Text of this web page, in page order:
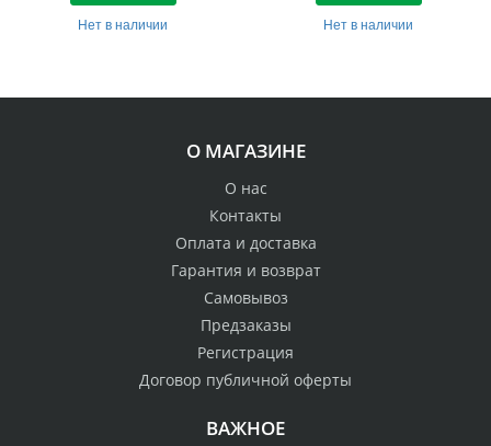
Нет в наличии
Нет в наличии
О МАГАЗИНЕ
О нас
Контакты
Оплата и доставка
Гарантия и возврат
Самовывоз
Предзаказы
Регистрация
Договор публичной оферты
ВАЖНОЕ